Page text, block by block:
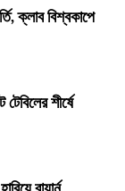
ক্লাব বিশ্বকাপে
টেবিলের শীর্ষে